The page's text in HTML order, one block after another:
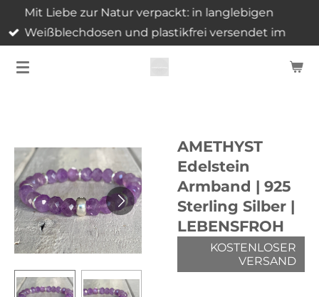
Zum
Hauptinhalt
Mit Liebe zur Natur verpackt: in langlebigen
Weißblechdosen und plastikfrei versendet im
AMETHYST
Edelstein
Armband | 925
Sterling Silber |
LEBENSFROH
KOSTENLOSER
VERSAND